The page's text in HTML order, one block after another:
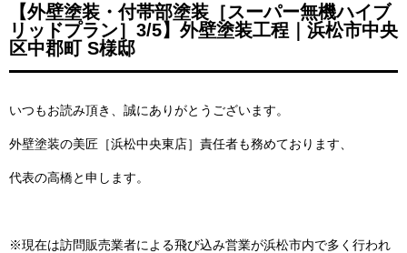
【外壁塗装・付帯部塗装［スーパー無機ハイブ
リッドプラン］3/5】外壁塗装工程｜浜松市中央
区中郡町 S様邸
いつもお読み頂き、誠にありがとうございます。
外壁塗装の美匠［浜松中央東店］責任者も務めております、
代表の高橋と申します。
※現在は訪問販売業者による飛び込み営業が浜松市内で多く行われ